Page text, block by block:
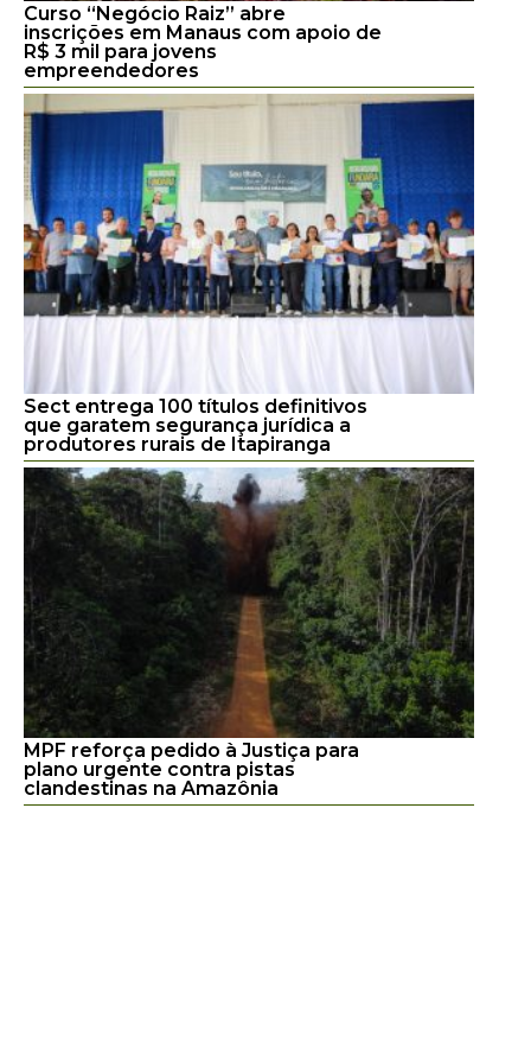
Curso “Negócio Raiz” abre
inscrições em Manaus com apoio de
R$ 3 mil para jovens
empreendedores
Sect entrega 100 títulos definitivos
que garatem segurança jurídica a
produtores rurais de Itapiranga
MPF reforça pedido à Justiça para
plano urgente contra pistas
clandestinas na Amazônia